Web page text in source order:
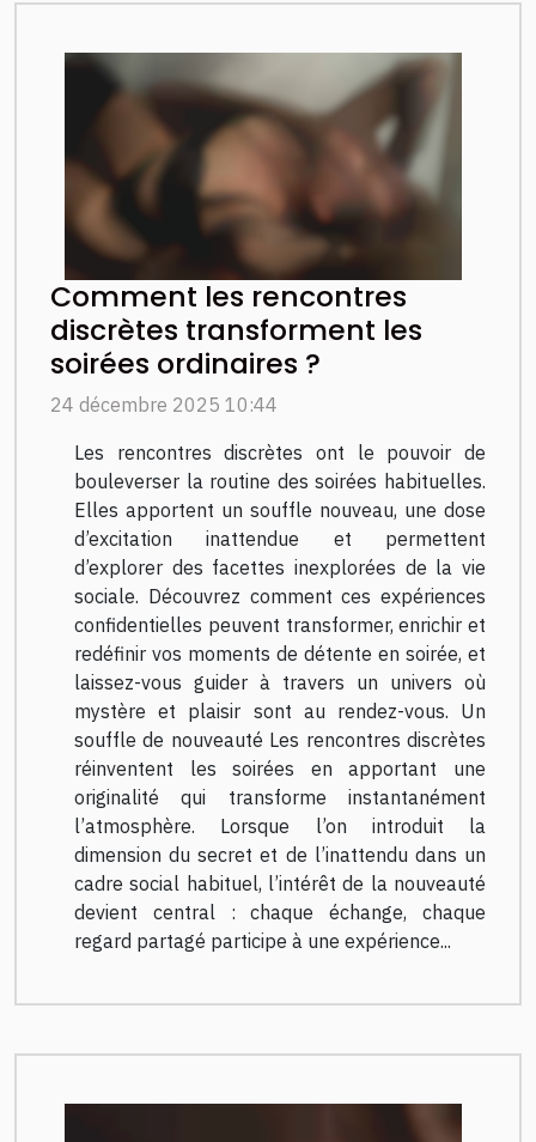
Comment les rencontres
discrètes transforment les
soirées ordinaires ?
24 décembre 2025 10:44
Les rencontres discrètes ont le pouvoir de
bouleverser la routine des soirées habituelles.
Elles apportent un souffle nouveau, une dose
d’excitation inattendue et permettent
d’explorer des facettes inexplorées de la vie
sociale. Découvrez comment ces expériences
confidentielles peuvent transformer, enrichir et
redéfinir vos moments de détente en soirée, et
laissez-vous guider à travers un univers où
mystère et plaisir sont au rendez-vous. Un
souffle de nouveauté Les rencontres discrètes
réinventent les soirées en apportant une
originalité qui transforme instantanément
l’atmosphère. Lorsque l’on introduit la
dimension du secret et de l’inattendu dans un
cadre social habituel, l’intérêt de la nouveauté
devient central : chaque échange, chaque
regard partagé participe à une expérience...